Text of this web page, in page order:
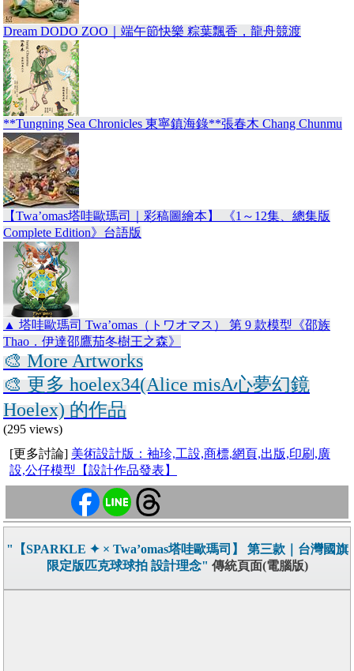
Dream DODO ZOO｜端午節快樂 粽葉飄香，龍舟競渡
**Tungning Sea Chronicles 東寧鎮海錄**張春木 Chang Chunmu
【Twa’omas塔哇歐瑪司｜彩稿圖繪本】 《1～12集、總集版
Complete Edition》台語版
▲ 塔哇歐瑪司 Twa’omas（トワオマス） 第 9 款模型《邵族
Thao．伊達邵鷹茄冬樹王之森》
🎨 More Artworks
🎨 更多 hoelex34(Alice misA心夢幻鏡
Hoelex) 的作品
(295 views)
[更多討論] 美術設計版：袖珍,工設,商標,網頁,出版,印刷,廣
設,公仔模型【設計作品發表】
"【SPARKLE ✦ × Twa’omas塔哇歐瑪司】 第三款｜台灣國旗
限定版匹克球球拍 設計理念" 傳統頁面(電腦版)